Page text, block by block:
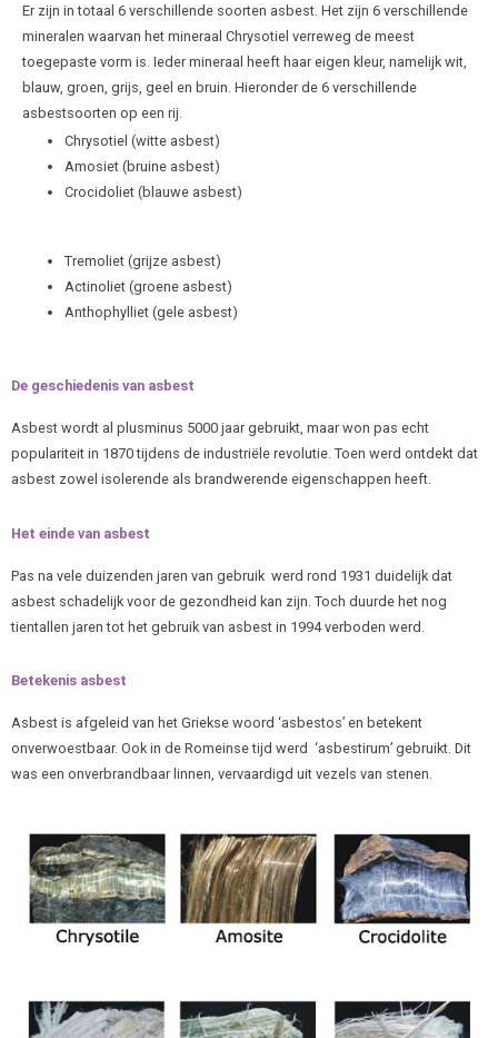
Er zijn in totaal 6 verschillende soorten asbest. Het zijn 6 verschillende
mineralen waarvan het mineraal Chrysotiel verreweg de meest
toegepaste vorm is. Ieder mineraal heeft haar eigen kleur, namelijk wit,
blauw, groen, grijs, geel en bruin. Hieronder de 6 verschillende
asbestsoorten op een rij.
Chrysotiel (witte asbest)
Amosiet (bruine asbest)
Crocidoliet (blauwe asbest)
Tremoliet (grijze asbest)
Actinoliet (groene asbest)
Anthophylliet (gele asbest)
De geschiedenis van asbest
Asbest wordt al plusminus 5000 jaar gebruikt, maar won pas echt
populariteit in 1870 tijdens de industriële revolutie. Toen werd ontdekt dat
asbest zowel isolerende als brandwerende eigenschappen heeft.
Het einde van asbest
Pas na vele duizenden jaren van gebruik werd rond 1931 duidelijk dat
asbest schadelijk voor de gezondheid kan zijn. Toch duurde het nog
tientallen jaren tot het gebruik van asbest in 1994 verboden werd.
Betekenis asbest
Asbest is afgeleid van het Griekse woord ‘asbestos’ en betekent
onverwoestbaar. Ook in de Romeinse tijd werd ‘asbestirum’ gebruikt. Dit
was een onverbrandbaar linnen, vervaardigd uit vezels van stenen.